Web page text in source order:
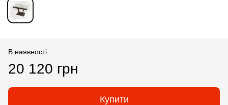
В наявності
20 120 грн
Купити